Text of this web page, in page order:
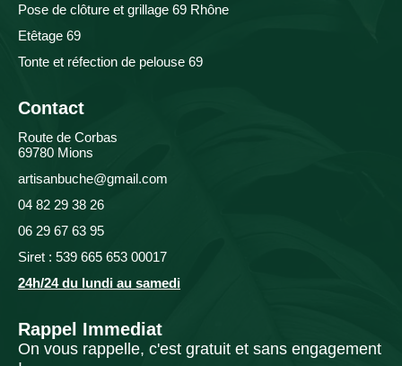
Pose de clôture et grillage 69 Rhône
Etêtage 69
Tonte et réfection de pelouse 69
Contact
Route de Corbas
69780 Mions
artisanbuche@gmail.com
04 82 29 38 26
06 29 67 63 95
Siret : 539 665 653 00017
24h/24 du lundi au samedi
Rappel Immediat
On vous rappelle, c'est gratuit et sans engagement